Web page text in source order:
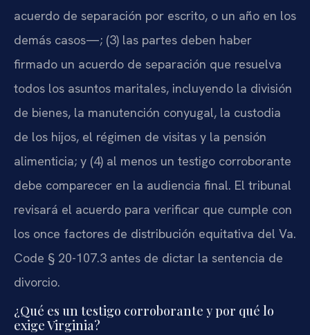
acuerdo de separación por escrito, o un año en los
demás casos—; (3) las partes deben haber
firmado un acuerdo de separación que resuelva
todos los asuntos maritales, incluyendo la división
de bienes, la manutención conyugal, la custodia
de los hijos, el régimen de visitas y la pensión
alimenticia; y (4) al menos un testigo corroborante
debe comparecer en la audiencia final. El tribunal
revisará el acuerdo para verificar que cumple con
los once factores de distribución equitativa del Va.
Code § 20-107.3 antes de dictar la sentencia de
divorcio.
¿Qué es un testigo corroborante y por qué lo
exige Virginia?